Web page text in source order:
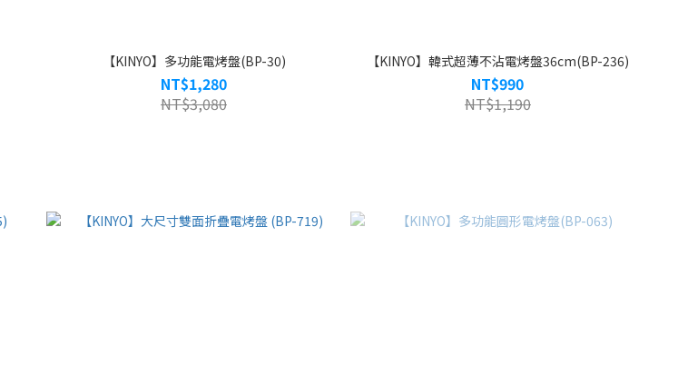
【KINYO】多功能電烤盤(BP-30)
NT$1,280
NT$3,080
【KINYO】韓式超薄不沾電烤盤36cm(BP-236)
NT$990
NT$1,190